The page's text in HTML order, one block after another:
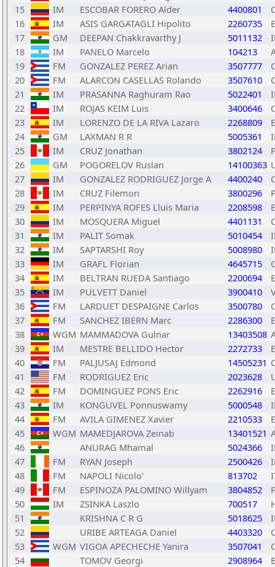
15
IM ESCOBAR FORERO Alder 4400801
16
IM ASIS GARGATAGLI Hipolito 2260735
17
GM DEEPAN Chakkravarthy J 5011132
18
IM PANELO Marcelo 104213
19
FM GONZALEZ PEREZ Arian 3507777
20
FM ALARCON CASELLAS Rolando 3507610
21
IM PRASANNA Raghuram Rao 5022401
22
IM ROJAS KEIM Luis 3400646
23
IM LORENZO DE LA RIVA Lazaro 2268809
24
GM LAXMAN R R 5005361
25
IM CRUZ Jonathan 3802124
26
GM POGORELOV Ruslan 14100363
27
IM GONZALEZ RODRIGUEZ Jorge A 4400240
28
IM CRUZ Filemon 3800296
29
IM PERPINYA ROFES Lluis Maria 2208598
30
IM MOSQUERA Miguel 4401131
31
IM PALIT Somak 5010454
32
IM SAPTARSHI Roy 5008980
33
IM GRAFL Florian 4645715
34
IM BELTRAN RUEDA Santiago 2200694
35
IM PULVETT Daniel 3900410
36
FM LARDUET DESPAIGNE Carlos 3500780
37
FM SANCHEZ IBERN Marc 2286300
38
WGM MAMMADOVA Gulnar 13403508
39
IM MESTRE BELLIDO Hector 2272733
40
FM PALJUSAJ Edmond 14505231
41
FM RODRIGUEZ Eric 2023628
42
FM DOMINGUEZ PONS Eric 2262916
43
IM KONGUVEL Ponnuswamy 5000548
44
FM AVILA GIMENEZ Xavier 2210533
45
WGM MAMEDJAROVA Zeinab 13401521
46
ANURAG Mhamal 5024366
47
FM RYAN Joseph 2500426
48
FM NAPOLI Nicolo' 813702
49
FM ESPINOZA PALOMINO Willyam 3804852
50
IM ZSINKA Laszlo 700517
51
KRISHNA C R G 5018625
52
URIBE ARTEAGA Daniel 4403320
53
WGM VIGOA APECHECHE Yanira 3507041
54
TOMOV Georgi 2908964